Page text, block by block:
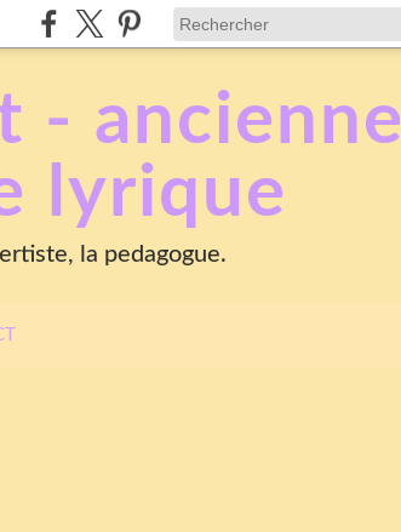
- ancienne
lyrique
la pedagogue.